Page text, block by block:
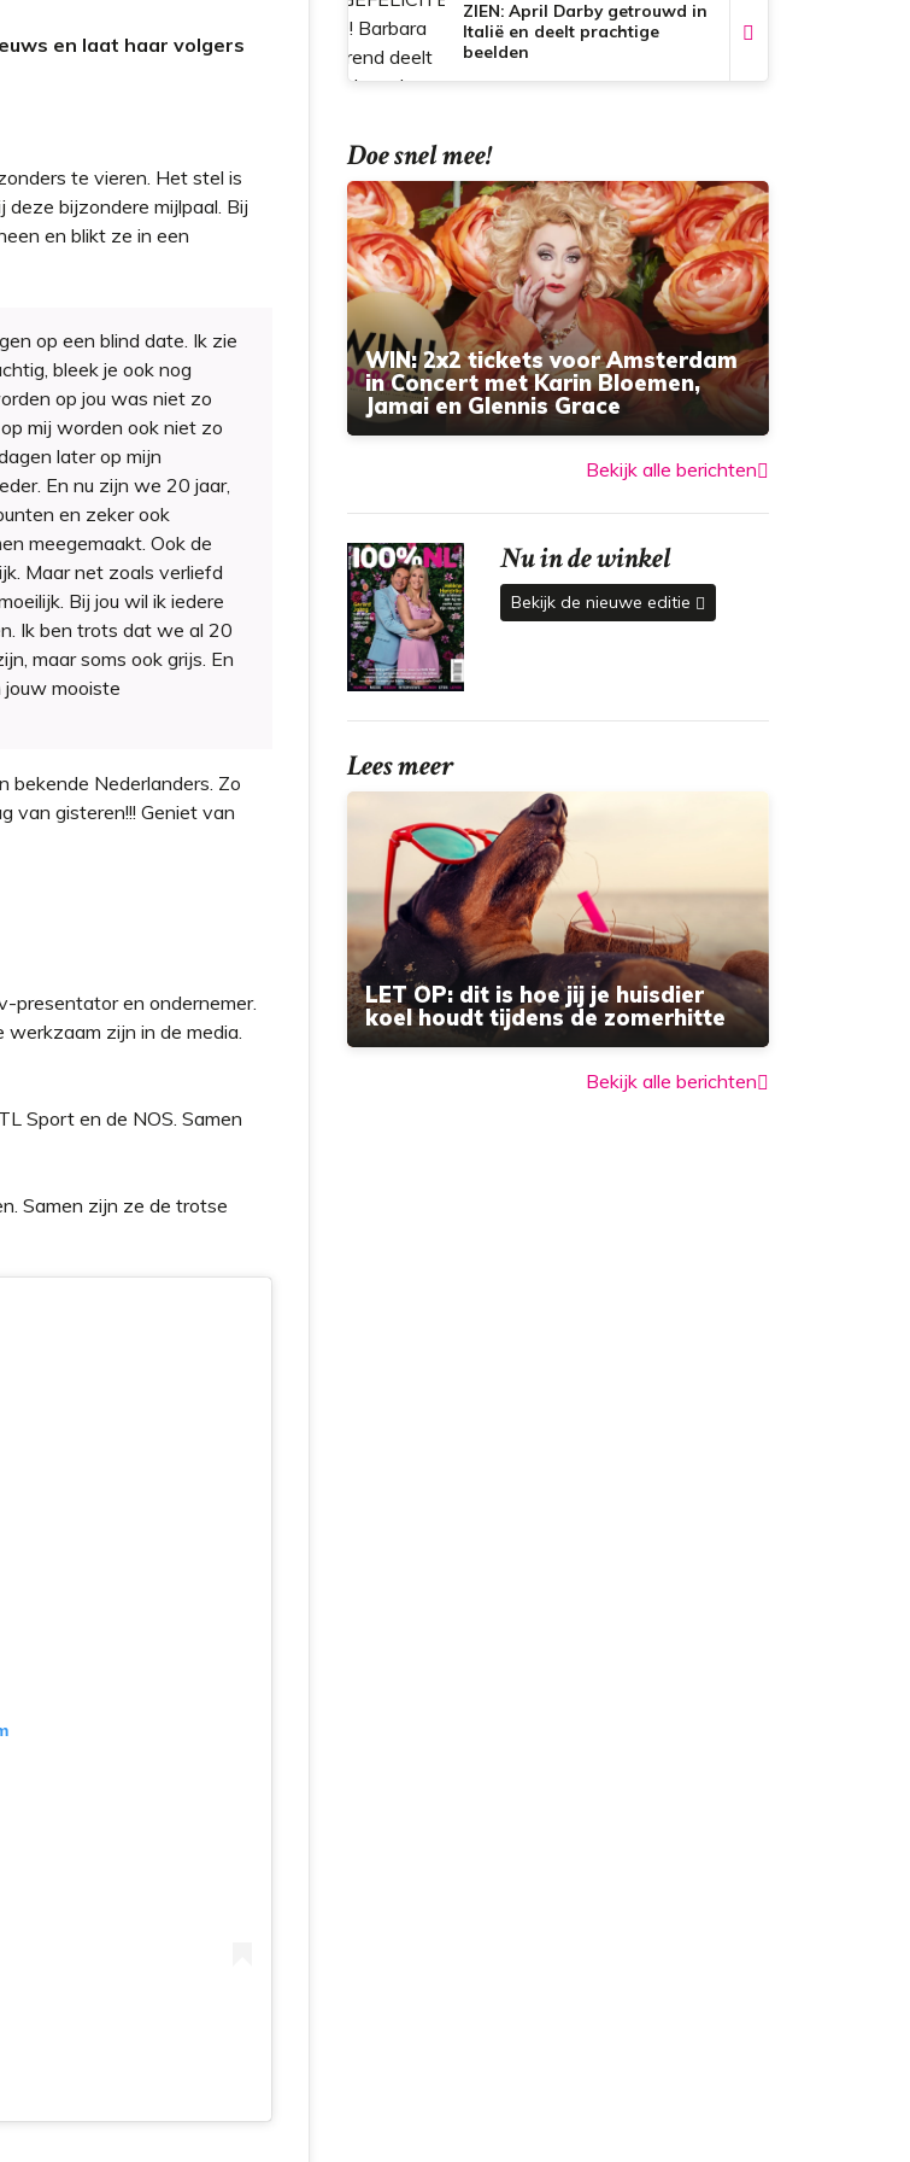
en laat haar volgers
te vieren. Het stel is
bijzondere mijlpaal. Bij
en blikt ze in een
op een blind date. Ik zie
bleek je ook nog
op jou was niet zo
mij worden ook niet zo
later op mijn
En nu zijn we 20 jaar,
en zeker ook
meegemaakt. Ook de
Maar net zoals verliefd
Bij jou wil ik iedere
Ik ben trots dat we al 20
maar soms ook grijs. En
jouw mooiste
bekende Nederlanders. Zo
van gisteren!!! Geniet van
presentator en ondernemer.
zijn in de media.
Sport en de NOS. Samen
Samen zijn ze de trotse
ZIEN: April Darby getrouwd in
Italië en deelt prachtige
beelden
Doe snel mee!
WIN: 2x2 tickets voor Amsterdam
in Concert met Karin Bloemen,
Jamai en Glennis Grace
Bekijk alle berichten
Nu in de winkel
Bekijk de nieuwe editie
Lees meer
LET OP: dit is hoe jij je huisdier
koel houdt tijdens de zomerhitte
Bekijk alle berichten